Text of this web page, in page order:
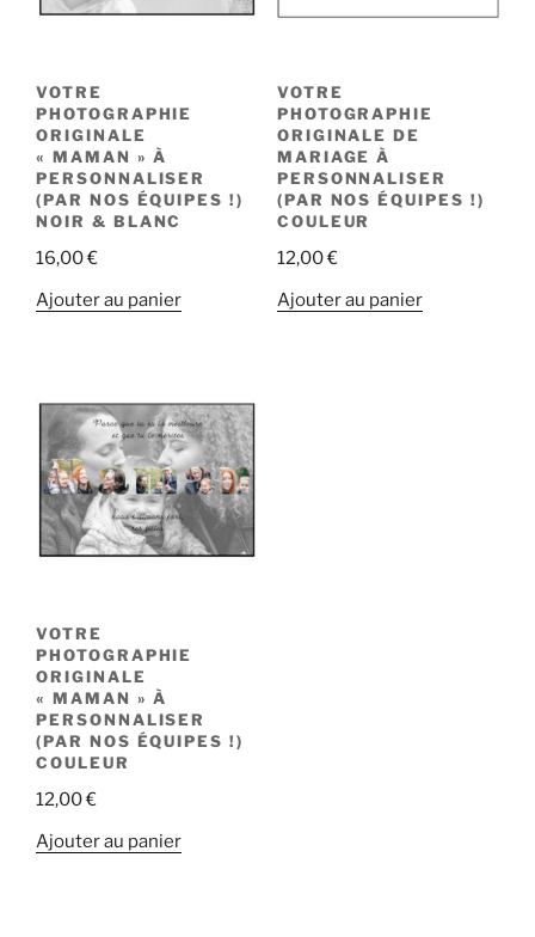
VOTRE
PHOTOGRAPHIE
ORIGINALE
« MAMAN » À
PERSONNALISER
(PAR NOS ÉQUIPES !)
NOIR & BLANC
16,00€
Ajouter au panier
VOTRE
PHOTOGRAPHIE
ORIGINALE DE
MARIAGE À
PERSONNALISER
(PAR NOS ÉQUIPES !)
COULEUR
12,00€
Ajouter au panier
VOTRE
PHOTOGRAPHIE
ORIGINALE
« MAMAN » À
PERSONNALISER
(PAR NOS ÉQUIPES !)
COULEUR
12,00€
Ajouter au panier